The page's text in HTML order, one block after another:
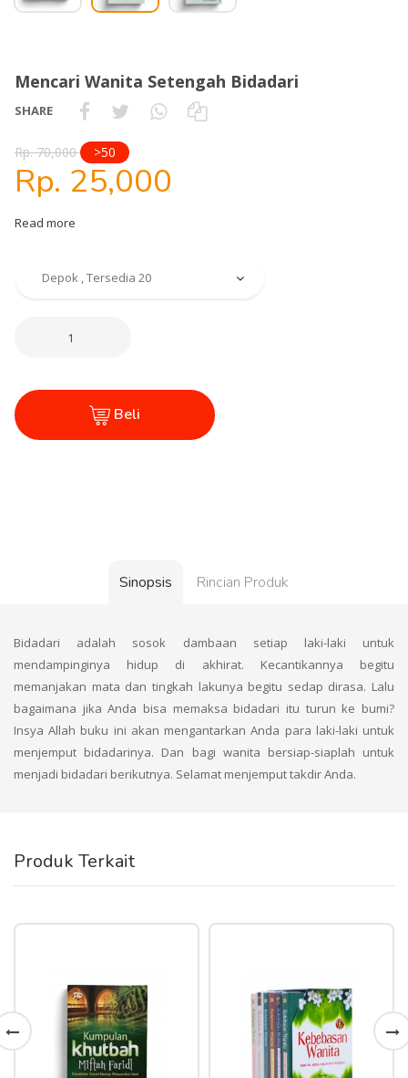
Mencari Wanita Setengah Bidadari
SHARE
Rp. 70,000 >50
Rp. 25,000
Read more
Beli
Sinopsis Rincian Produk
Bidadari adalah sosok dambaan setiap laki-laki untuk
mendampinginya hidup di akhirat. Kecantikannya begitu
memanjakan mata dan tingkah lakunya begitu sedap dirasa. Lalu
bagaimana jika Anda bisa memaksa bidadari itu turun ke bumi?
Insya Allah buku ini akan mengantarkan Anda para laki-laki untuk
menjemput bidadarinya. Dan bagi wanita bersiap-siaplah untuk
menjadi bidadari berikutnya. Selamat menjemput takdir Anda.
Produk Terkait